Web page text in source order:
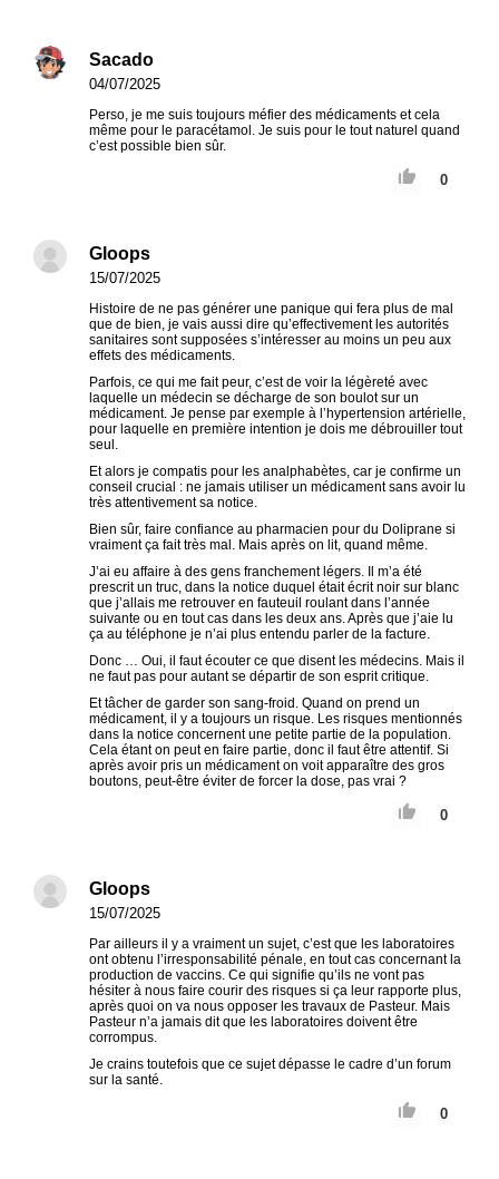
Sacado
04/07/2025
Perso, je me suis toujours méfier des médicaments et cela
même pour le paracétamol. Je suis pour le tout naturel quand
c’est possible bien sûr.
0
Gloops
15/07/2025
Histoire de ne pas générer une panique qui fera plus de mal
que de bien, je vais aussi dire qu’effectivement les autorités
sanitaires sont supposées s’intéresser au moins un peu aux
effets des médicaments.
Parfois, ce qui me fait peur, c’est de voir la légèreté avec
laquelle un médecin se décharge de son boulot sur un
médicament. Je pense par exemple à l’hypertension artérielle,
pour laquelle en première intention je dois me débrouiller tout
seul.
Et alors je compatis pour les analphabètes, car je confirme un
conseil crucial : ne jamais utiliser un médicament sans avoir lu
très attentivement sa notice.
Bien sûr, faire confiance au pharmacien pour du Doliprane si
vraiment ça fait très mal. Mais après on lit, quand même.
J’ai eu affaire à des gens franchement légers. Il m’a été
prescrit un truc, dans la notice duquel était écrit noir sur blanc
que j’allais me retrouver en fauteuil roulant dans l’année
suivante ou en tout cas dans les deux ans. Après que j’aie lu
ça au téléphone je n’ai plus entendu parler de la facture.
Donc … Oui, il faut écouter ce que disent les médecins. Mais il
ne faut pas pour autant se départir de son esprit critique.
Et tâcher de garder son sang-froid. Quand on prend un
médicament, il y a toujours un risque. Les risques mentionnés
dans la notice concernent une petite partie de la population.
Cela étant on peut en faire partie, donc il faut être attentif. Si
après avoir pris un médicament on voit apparaître des gros
boutons, peut-être éviter de forcer la dose, pas vrai ?
0
Gloops
15/07/2025
Par ailleurs il y a vraiment un sujet, c’est que les laboratoires
ont obtenu l’irresponsabilité pénale, en tout cas concernant la
production de vaccins. Ce qui signifie qu’ils ne vont pas
hésiter à nous faire courir des risques si ça leur rapporte plus,
après quoi on va nous opposer les travaux de Pasteur. Mais
Pasteur n’a jamais dit que les laboratoires doivent être
corrompus.
Je crains toutefois que ce sujet dépasse le cadre d’un forum
sur la santé.
0